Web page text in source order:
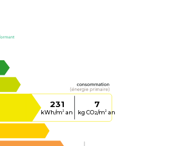
231
kWh/m 2 an
7
kg CO2/m 2 an